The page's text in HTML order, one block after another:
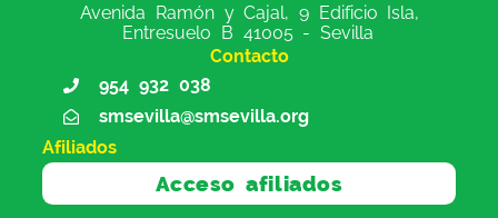
Avenida Ramón y Cajal, 9 Edificio Isla,
Entresuelo B 41005 - Sevilla
Contacto
954 932 038
smsevilla@smsevilla.org
Afiliados
Acceso afiliados